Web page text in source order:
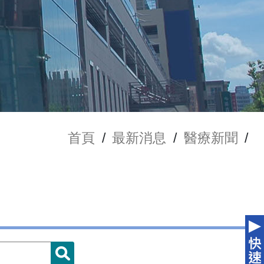
首頁 / 最新消息 / 醫療新聞 /